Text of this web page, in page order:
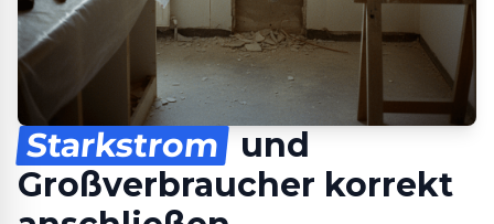
Starkstrom
und
Großverbraucher korrekt